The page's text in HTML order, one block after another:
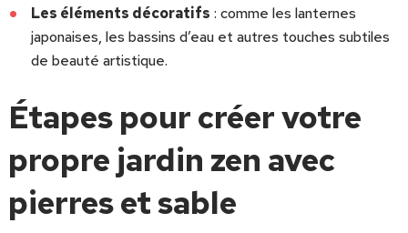
Les éléments décoratifs : comme les lanternes
japonaises, les bassins d’eau et autres touches subtiles
de beauté artistique.
Étapes pour créer votre
propre jardin zen avec
pierres et sable